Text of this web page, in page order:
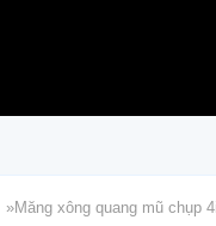
»Măng xông quang mũ chụp